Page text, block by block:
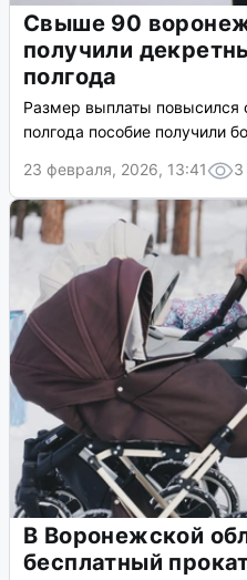
Свыше 90
получили
полгода
Размер выплаты повысился
полгода пособие получили
23 февраля, 2026, 13:41
3
В Воронежской
бесплатный